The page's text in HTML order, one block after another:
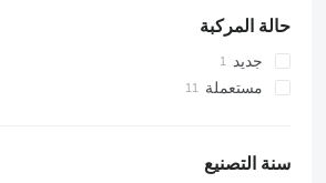
حالة المركبة
جديد
مستعملة
سنة التصنيع